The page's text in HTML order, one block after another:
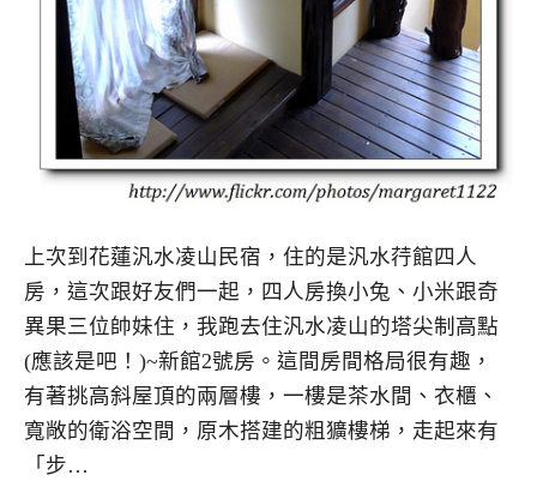
上次到花蓮汎水凌山民宿，住的是汎水荇館四人
房，這次跟好友們一起，四人房換小兔、小米跟奇
異果三位帥妹住，我跑去住汎水凌山的塔尖制高點
(應該是吧！)~新館2號房。這間房間格局很有趣，
有著挑高斜屋頂的兩層樓，一樓是茶水間、衣櫃、
寬敞的衛浴空間，原木搭建的粗獷樓梯，走起來有
「步…